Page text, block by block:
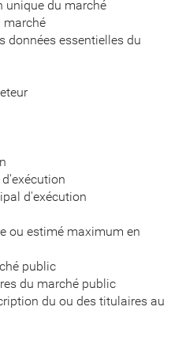
unique du marché
marché
données essentielles du
d'exécution
ou estimé maximum en
public
du marché public
du ou des titulaires au